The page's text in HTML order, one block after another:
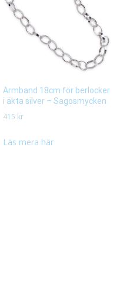
Armband 18cm för berlocker
i äkta silver – Sagosmycken
415 kr
Läs mera här